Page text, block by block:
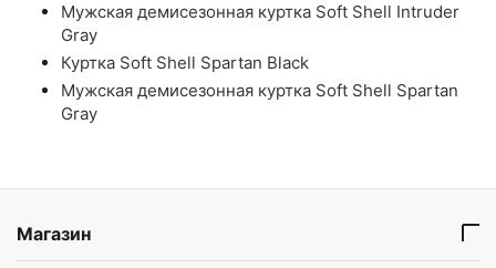
Мужская демисезонная куртка Soft Shell Intruder
Gray
Куртка Soft Shell Spartan Black
Мужская демисезонная куртка Soft Shell Spartan
Gray
Магазин